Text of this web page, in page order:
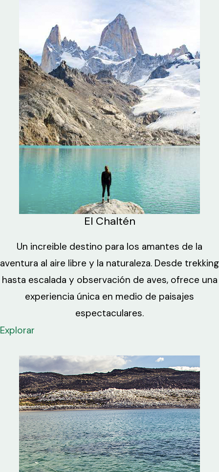
El Chaltén
Un increible destino para los amantes de la
aventura al aire libre y la naturaleza. Desde trekking
hasta escalada y observación de aves, ofrece una
experiencia única en medio de paisajes
espectaculares.
Explorar